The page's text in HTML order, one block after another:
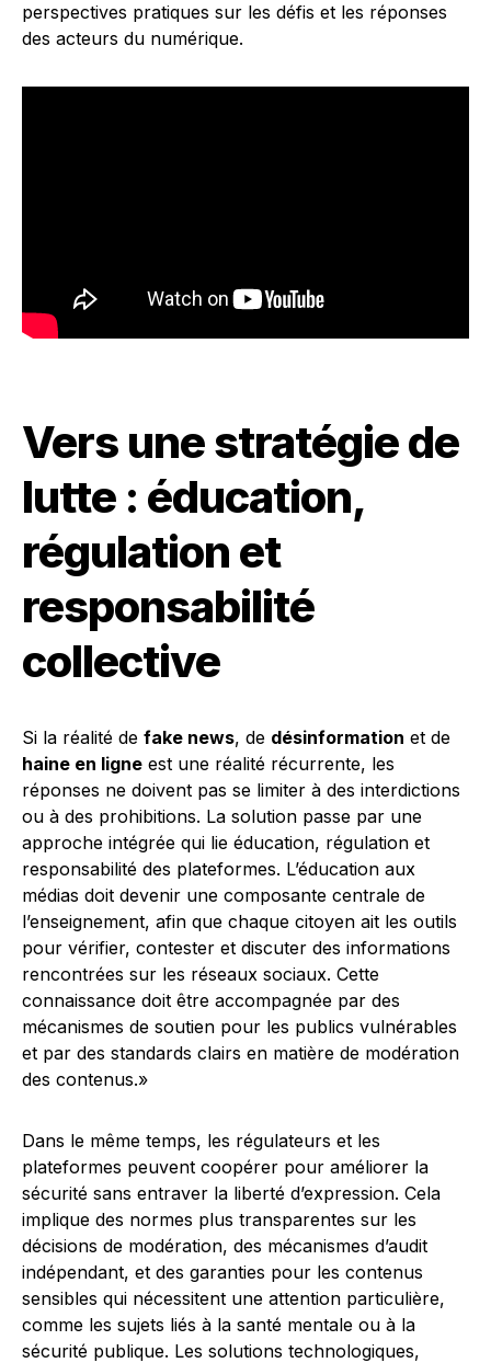
perspectives pratiques sur les défis et les réponses
des acteurs du numérique.
Vers une stratégie de
lutte : éducation,
régulation et
responsabilité
collective
Si la réalité de fake news, de désinformation et de
haine en ligne est une réalité récurrente, les
réponses ne doivent pas se limiter à des interdictions
ou à des prohibitions. La solution passe par une
approche intégrée qui lie éducation, régulation et
responsabilité des plateformes. L’éducation aux
médias doit devenir une composante centrale de
l’enseignement, afin que chaque citoyen ait les outils
pour vérifier, contester et discuter des informations
rencontrées sur les réseaux sociaux. Cette
connaissance doit être accompagnée par des
mécanismes de soutien pour les publics vulnérables
et par des standards clairs en matière de modération
des contenus.»
Dans le même temps, les régulateurs et les
plateformes peuvent coopérer pour améliorer la
sécurité sans entraver la liberté d’expression. Cela
implique des normes plus transparentes sur les
décisions de modération, des mécanismes d’audit
indépendant, et des garanties pour les contenus
sensibles qui nécessitent une attention particulière,
comme les sujets liés à la santé mentale ou à la
sécurité publique. Les solutions technologiques,